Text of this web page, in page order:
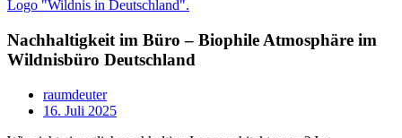
Nachhaltigkeit im Büro – Biophile Atmosphäre im
Wildnisbüro Deutschland
raumdeuter
16. Juli 2025